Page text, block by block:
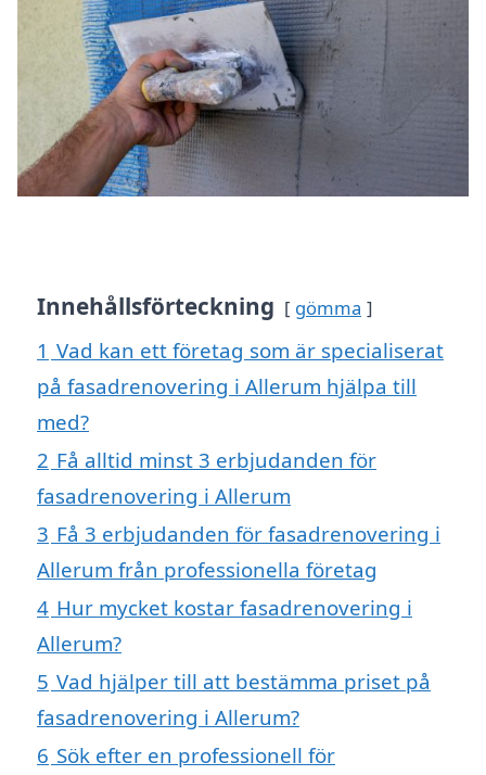
Innehållsförteckning gömma
1 Vad kan ett företag som är specialiserat
på fasadrenovering i Allerum hjälpa till
med?
2 Få alltid minst 3 erbjudanden för
fasadrenovering i Allerum
3 Få 3 erbjudanden för fasadrenovering i
Allerum från professionella företag
4 Hur mycket kostar fasadrenovering i
Allerum?
5 Vad hjälper till att bestämma priset på
fasadrenovering i Allerum?
6 Sök efter en professionell för